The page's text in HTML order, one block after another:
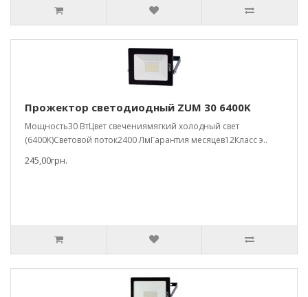
Прожектор светодиодный ZUM 30 6400K
Мощность30 ВтЦвет свечениямягкий холодный свет
(6400К)Световой поток2400 ЛмГарантия месяцев12Класс э..
245,00грн.